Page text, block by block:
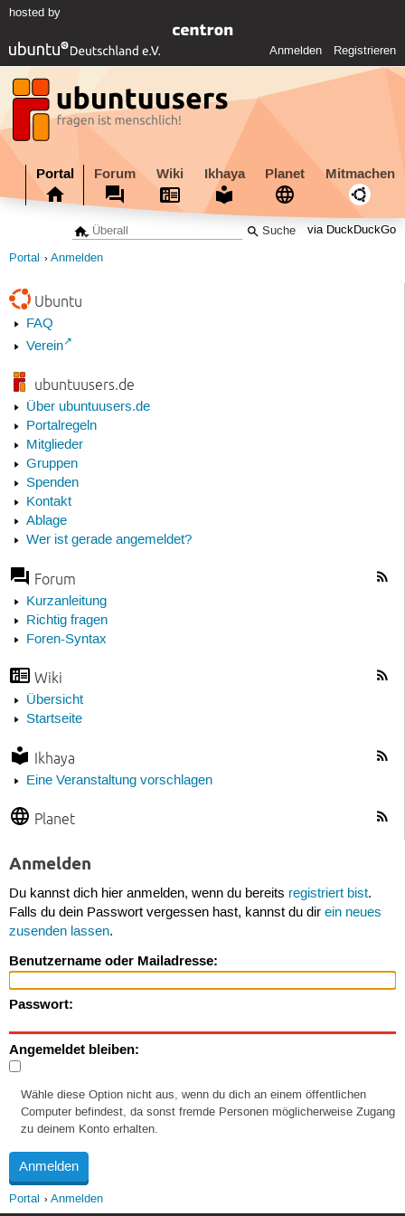
hosted by
Anmelden Registrieren
Portal Forum Wiki Ikhaya Planet Mitmachen
via DuckDuckGo
Portal Anmelden
Ubuntu
FAQ
Verein
ubuntuusers.de
Über ubuntuusers.de
Portalregeln
Mitglieder
Gruppen
Spenden
Kontakt
Ablage
Wer ist gerade angemeldet?
Forum
Kurzanleitung
Richtig fragen
Foren-Syntax
Wiki
Übersicht
Startseite
Ikhaya
Eine Veranstaltung vorschlagen
Planet
Anmelden
Du kannst dich hier anmelden, wenn du bereits registriert bist.
Falls du dein Passwort vergessen hast, kannst du dir ein neues
zusenden lassen.
Benutzername oder Mailadresse:
Passwort:
Angemeldet bleiben:
Wähle diese Option nicht aus, wenn du dich an einem öffentlichen
Computer befindest, da sonst fremde Personen möglicherweise Zugang
zu deinem Konto erhalten.
Portal Anmelden